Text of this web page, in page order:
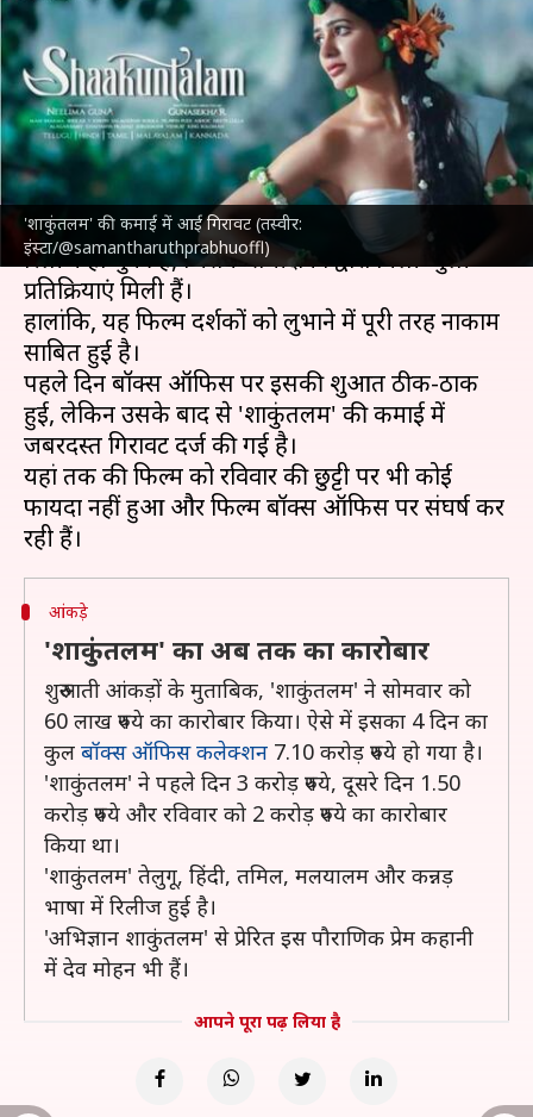
'शाकुंतलम' की कमाई में आई गिरावट (तस्वीर:
इंस्टा/@samantharuthprabhuoffl)
'शाकुंतलम' का संघर्ष जारी, चौथे दिन
लाखों में सिमट गई कमाई
लेखन दीक्षा शर्मा Apr 18, 2023 10:21 am
क्या है खबर?
सामंथा रुथ प्रभुकी 'शाकुंतलम' बीते शुक्रवार सिनेमाघरों में
रिलीज हो चुकी है, जिसके समीक्षकों द्वारा मिली-जुली
प्रतिक्रियाएं मिली हैं।
हालांकि, यह फिल्म दर्शकों को लुभाने में पूरी तरह नाकाम
साबित हुई है।
पहले दिन बॉक्स ऑफिस पर इसकी शुरुआत ठीक-ठाक
हुई, लेकिन उसके बाद से 'शाकुंतलम' की कमाई में
जबरदस्त गिरावट दर्ज की गई है।
यहां तक की फिल्म को रविवार की छुट्टी पर भी कोई
फायदा नहीं हुआ और फिल्म बॉक्स ऑफिस पर संघर्ष कर
आंकड़े
'शाकुंतलम' का अब तक का कारोबार
शुरुआती आंकड़ों के मुताबिक, 'शाकुंतलम' ने सोमवार को
60 लाख रुपये का कारोबार किया। ऐसे में इसका 4 दिन का
कुल बॉक्स ऑफिस कलेक्शन 7.10 करोड़ रुपये हो गया है।
'शाकुंतलम' ने पहले दिन 3 करोड़ रुपये, दूसरे दिन 1.50
करोड़ रुपये और रविवार को 2 करोड़ रुपये का कारोबार
किया था।
'शाकुंतलम' तेलुगू, हिंदी, तमिल, मलयालम और कन्नड़
भाषा में रिलीज हुई है।
'अभिज्ञान शाकुंतलम' से प्रेरित इस पौराणिक प्रेम कहानी
में देव मोहन भी हैं।
आपने पूरा पढ़ लिया है